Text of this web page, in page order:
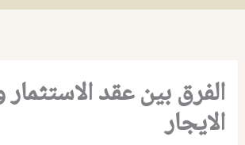
الفرق بين عقد
الايجار